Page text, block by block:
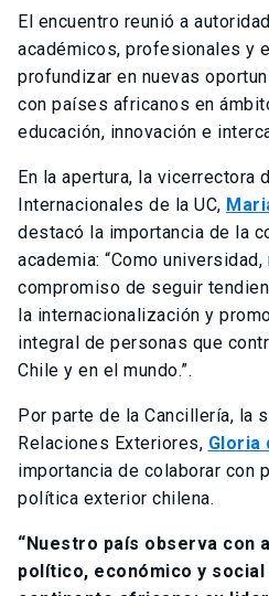
El encuentro reunió a
académicos, profesionales y
profundizar en nuevas
con países africanos en
educación, innovación e
En la apertura, la vicerrectora
Internacionales de la UC,
destacó la importancia de la
academia: “Como
compromiso de seguir
la internacionalización y
integral de personas que
Chile y en el mundo.”.
Por parte de la Cancillería, la
Relaciones Exteriores, Gloria
importancia de colaborar con
política exterior chilena.
“Nuestro país observa con
político, económico y